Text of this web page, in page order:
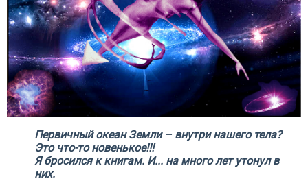
Первичный океан Земли – внутри нашего тела?
Это что-то новенькое!!!
Я бросился к книгам. И... на много лет утонул в
них.